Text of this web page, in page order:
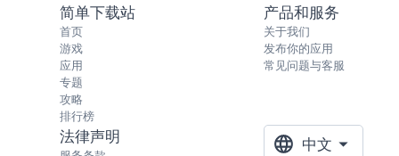
简单下载站
首页
游戏
应用
专题
攻略
排行榜
产品和服务
关于我们
发布你的应用
常见问题与客服
法律声明 中文